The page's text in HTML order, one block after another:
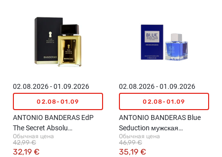
02.08.2026 - 01.09.2026
02.08-01.09
ANTONIO BANDERAS EdP
The Secret Absolu
парфюмированная вода
для мужчин, 50мл
Обычная цена
32,19 €
42,99 €
02.08.2026 - 01.09.2026
02.08-01.09
ANTONIO BANDERAS Blue
Seduction мужская
туалетная вода, 100мл
Обычная цена
35,19 €
46,99 €